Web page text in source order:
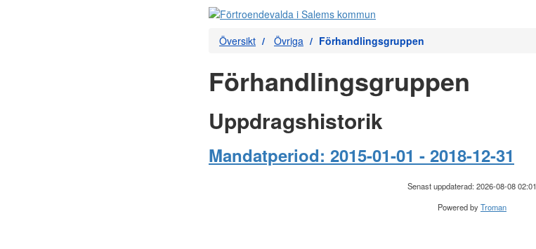
Översikt Övriga Förhandlingsgruppen
Förhandlingsgruppen
Uppdragshistorik
Mandatperiod: 2015-01-01 - 2018-12-31
Senast uppdaterad: 2026-08-08 02:01
Powered byTroman